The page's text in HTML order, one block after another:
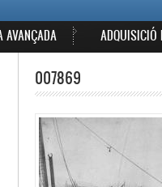
AVANÇADA ADQUISICIÓ
007869